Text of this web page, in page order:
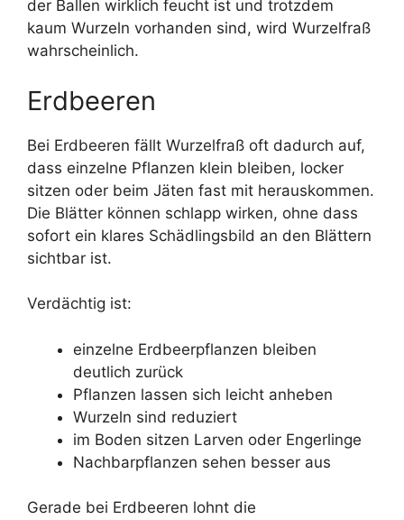
der Ballen wirklich feucht ist und trotzdem
kaum Wurzeln vorhanden sind, wird Wurzelfraß
wahrscheinlich.
Erdbeeren
Bei Erdbeeren fällt Wurzelfraß oft dadurch auf,
dass einzelne Pflanzen klein bleiben, locker
sitzen oder beim Jäten fast mit herauskommen.
Die Blätter können schlapp wirken, ohne dass
sofort ein klares Schädlingsbild an den Blättern
sichtbar ist.
Verdächtig ist:
einzelne Erdbeerpflanzen bleiben
deutlich zurück
Pflanzen lassen sich leicht anheben
Wurzeln sind reduziert
im Boden sitzen Larven oder Engerlinge
Nachbarpflanzen sehen besser aus
Gerade bei Erdbeeren lohnt die